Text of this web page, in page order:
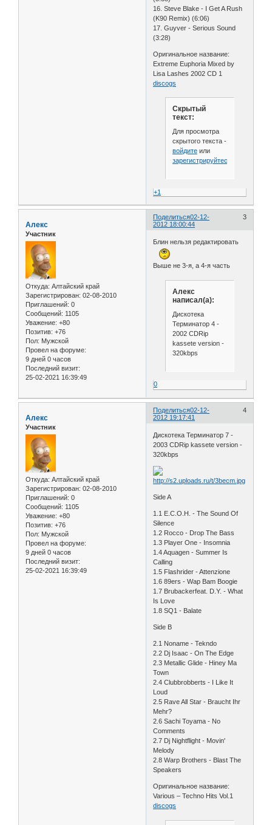
16. Steve Blake - I Get A Rush
(K90 Remix) (6:06)
17. Guyver - Serious Sound
(3:28)
Оригинальное название:
Extreme Euphoria Mixed by
Lisa Lashes 2002 CD 1
discogs
Скрытый
текст:
Для просмотра
скрытого текста -
войдитеили
зарегистрируйтесь
+1
Поделиться 3
02-12-
2012 18:00:44
Алекс
Участник
Откуда: Алтайский край
Зарегистрирован: 02-08-2010
Приглашений: 0
Сообщений: 1105
Уважение: +80
Позитив: +76
Пол: Мужской
Провел на форуме:
9 дней 0 часов
Последний визит:
25-02-2021 16:39:49
Блин нельзя редактировать
Выше не 3-я, а 4-я часть
Алекс
написал(а):
Дискотека
Терминатор 4 -
2002 CDRip
kassete version -
320kbps
0
Поделиться 4
02-12-
2012 19:17:41
Алекс
Участник
Откуда: Алтайский край
Зарегистрирован: 02-08-2010
Приглашений: 0
Сообщений: 1105
Уважение: +80
Позитив: +76
Пол: Мужской
Провел на форуме:
9 дней 0 часов
Последний визит:
25-02-2021 16:39:49
Дискотека Терминатор 7 -
2003 CDRip kassete version -
320kbps
Side A
1.1 E.C.O.H. - The Sound Of
Silence
1.2 Rocco - Drop The Bass
1.3 Player One - Insomnia
1.4 Aquagen - Summer Is
Calling
1.5 Flashrider - Attenzione
1.6 89ers - Wap Bam Boogie
1.7 Brubackerfeat. D.Y. - What
Is Love
1.8 SQ1 - Balate
Side B
2.1 Noname - Tekndo
2.2 Dj Isaac - On The Edge
2.3 Metallic Glide - Hiney Ma
Town
2.4 Clubbrobberts - I Like It
Loud
2.5 Rave All Star - Braucht Ihr
Mehr?
2.6 Sachi Toyama - No
Comments
2.7 Dj Nightflight - Movin'
Melody
2.8 Warp Brothers - Blast The
Speakers
Оригинальное название:
Various – Techno Hits Vol.1
discogs